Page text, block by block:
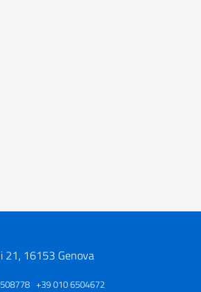
21, 16153 Genova
+39 010 6504672